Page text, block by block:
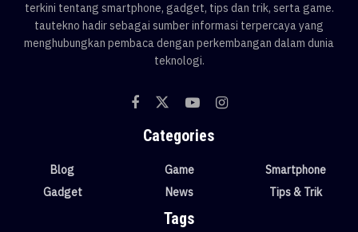
terkini tentang smartphone, gadget, tips dan trik, serta game.
tautekno hadir sebagai sumber informasi terpercaya yang
menghubungkan pembaca dengan perkembangan dalam dunia
teknologi.
Categories
Blog
Gadget
Game
News
Smartphone
Tips & Trik
Tags